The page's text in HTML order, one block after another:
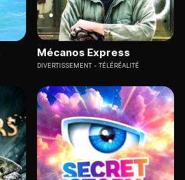
Mécanos Express
DIVERTISSEMENT TÉLÉRÉALITÉ